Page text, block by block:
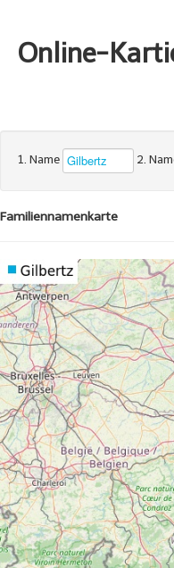
Online-
1. Name 2.
Familiennamenkarte